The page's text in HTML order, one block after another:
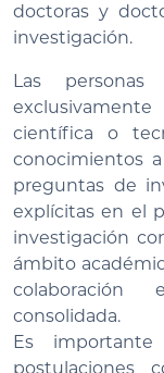
doctoras y
investigación.
Las personas
científica o
conocimientos
preguntas de
explícitas en el
investigación
ámbito
consolidada.
Es
postulaciones